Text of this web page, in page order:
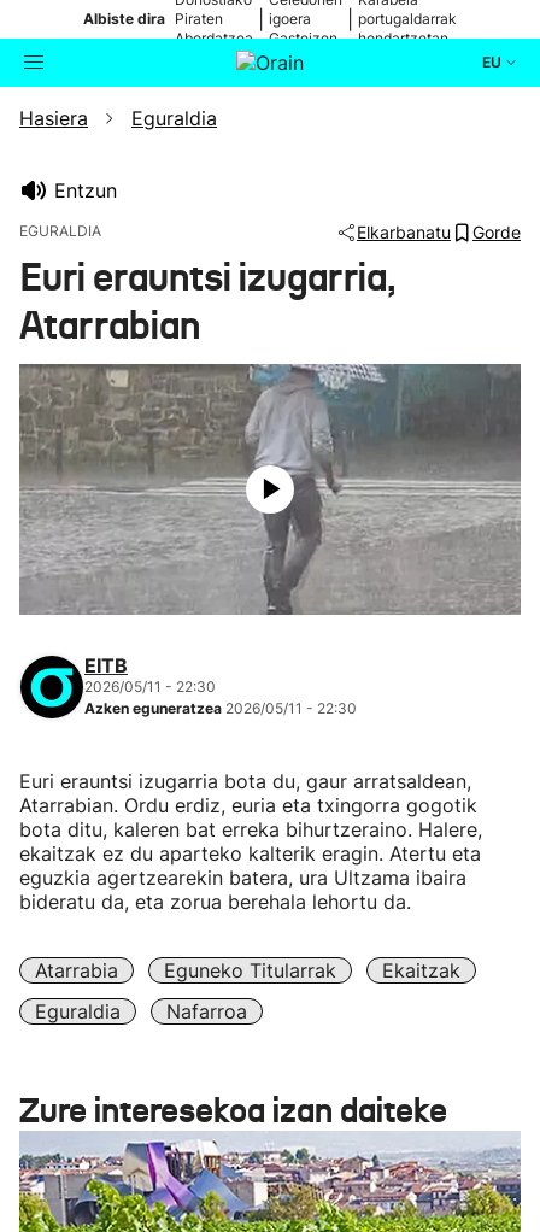
Albiste dira Piraten
Abordatzea
igoera
Gasteizen
portugaldarrak
hondartzetan
EU
Bilatzailea
Eguraldia
Hasiera Eguraldia
Entzun
EGURALDIA Elkarbanatu Gorde
Euri erauntsi izugarria,
Atarrabian
EITB
2026/05/11 - 22:30
Azken eguneratzea 2026/05/11 - 22:30
Euri erauntsi izugarria bota du, gaur arratsaldean,
Atarrabian. Ordu erdiz, euria eta txingorra gogotik
bota ditu, kaleren bat erreka bihurtzeraino. Halere,
ekaitzak ez du aparteko kalterik eragin. Atertu eta
eguzkia agertzearekin batera, ura Ultzama ibaira
bideratu da, eta zorua berehala lehortu da.
Atarrabia Eguneko Titularrak
Ekaitzak
Eguraldia
Nafarroa
Zure interesekoa izan daiteke